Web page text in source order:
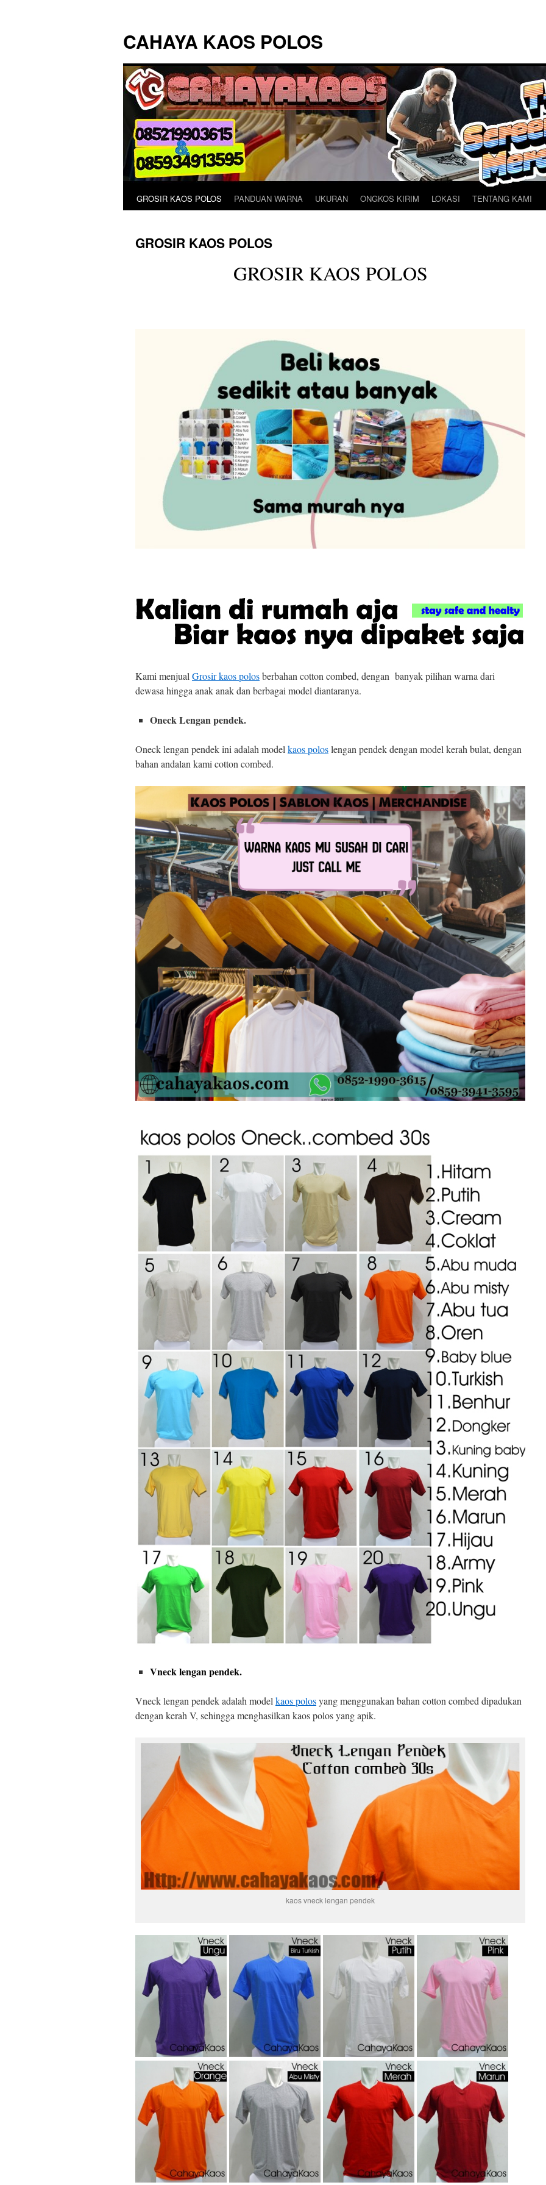
isi
CAHAYA KAOS POLOS
GROSIR KAOS POLOS PANDUAN WARNA UKURAN ONGKOS KIRIM LOKASI TENTANG KAMI
GROSIR KAOS POLOS
GROSIR KAOS POLOS
Kami menjualGrosir kaos polosberbahan cotton combed, dengan banyak pilihan warna dari
dewasa hingga anak anak dan berbagai model diantaranya.
Oneck Lengan pendek.
Oneck lengan pendek ini adalah modelkaos poloslengan pendek dengan model kerah bulat, dengan
bahan andalan kami cotton combed.
Vneck lengan pendek.
Vneck lengan pendek adalah model kaos polosyang menggunakan bahan cotton combed dipadukan
dengan kerah V, sehingga menghasilkan kaos polos yang apik.
kaos vneck lengan pendek